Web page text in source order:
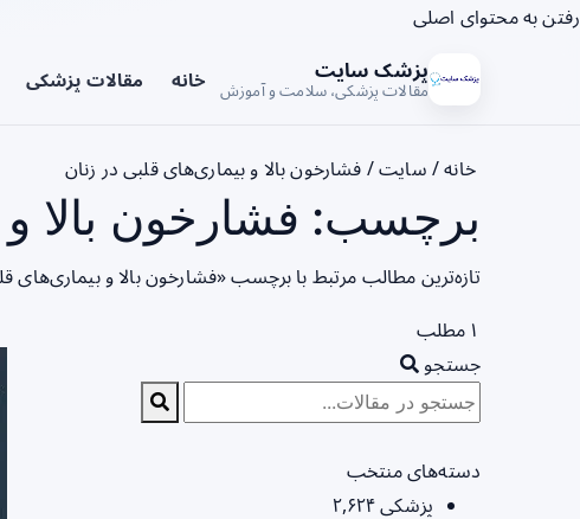
رفتن به محتوای اصلی
پزشک سایت
مقالات پزشکی، سلامت و آموزش خانه مقالات پزشکی
خانه/ سایت/ فشارخون بالا و بیماری‌های قلبی در زنان
برچسب: فشارخون بالا و
تازه‌ترین مطالب مرتبط با برچسب «فشارخون بالا و بیماری‌های
۱ مطلب
جستجو
دسته‌های منتخب
پزشکی۲,۶۲۴